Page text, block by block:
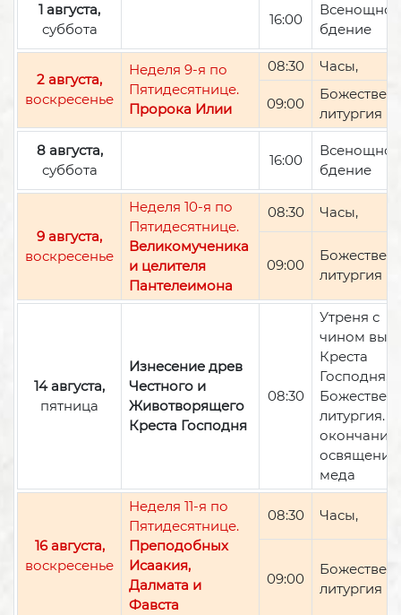
1 августа,
суббота
16:00
Всенощное
бдение
2 августа,
воскресенье
Неделя 9-я по
Пятидесятнице.
Пророка Илии
08:30 Часы,
09:00
литургия
8 августа,
суббота
16:00
Всенощное
бдение
9 августа,
воскресенье
Неделя 10-я по
Пятидесятнице.
Великомученика
и целителя
Пантелеимона
08:30 Часы,
09:00
литургия
14 августа,
пятница
Изнесение древ
Честного и
Животворящего
Креста Господня
08:30
Утреня с
чином
Креста
Господня,
литургия.
окончании
освящение
меда
16 августа,
воскресенье
Неделя 11-я по
Пятидесятнице.
Преподобных
Исаакия,
Далмата и
Фавста
08:30 Часы,
09:00
литургия